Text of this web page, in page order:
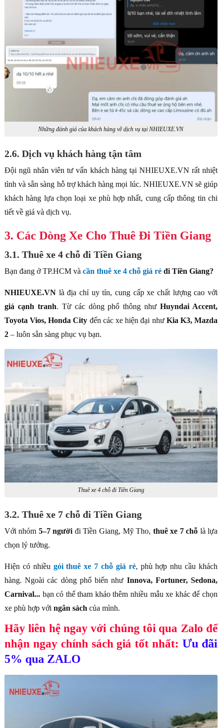
Những đánh giá của khách hàng về dịch vụ tại NHIEUXE.VN
2.6. Dịch vụ khách hàng tận tâm
Đội ngũ nhân viên tư vấn khách hàng tại NHIEUXE.VN rất nhiệt
tình và sẵn sàng hỗ trợ khách hàng mọi lúc. NHIEUXE.VN sẽ giúp
khách hàng lựa chọn loại xe phù hợp nhất, cung cấp thông tin chi
tiết về giá và dịch vụ.
3. Các Dòng Xe Cho Thuê Đi Tiền Giang
3.1. Thuê xe 4 chỗ đi Tiền Giang
Bạn đang ở TP.HCM và cần thuê xe 4 chỗ giá rẻđi Tiền Giang?
NHIEUXE.VNlà địa chỉ uy tín, cung cấp xe chất lượng cao với
giá cạnh tranh. Từ các dòng phổ thông nhưHuyndai Accent,
Toyota Vios, Honda City đến các xe hiện đại như Kia K3, Mazda
2 – luôn sẵn sàng phục vụ bạn.
Thuê xe 4 chỗ đi Tiền Giang
3.2. Thuê xe 7 chỗ đi Tiền Giang
Với nhóm 5–7 người đi Tiền Giang, Mỹ Tho, thuê xe 7 chỗ là lựa
chọn lý tưởng.
Hiện có nhiều gói thuê xe 7 chỗ giá rẻ, phù hợp nhu cầu khách
hàng. Ngoài các dòng phổ biến như Innova, Fortuner, Sedona,
Carnival...bạn có thể tham khảo thêm nhiều mẫu xe khác để chọn
xe phù hợp với ngân sách của mình.
Hãy liên hệ ngay với chúng tôi qua Zalo để
nhận ngay chính sách giá tốt nhất:Ưu đãi
5% qua ZALO